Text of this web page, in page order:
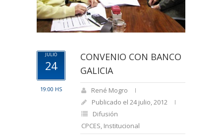
JULIO
24
19:00 HS
CONVENIO CON BANCO
GALICIA
René Mogro
Publicado el 24 julio, 2012
Difusión
CPCES, Institucional